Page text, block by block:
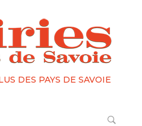
DES PAYS DE SAVOIE